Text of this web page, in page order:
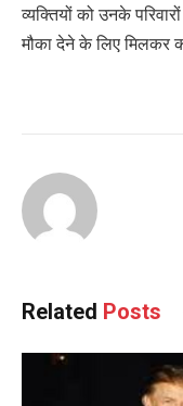
व्यक्तियों को उनके
मौका देने के लिए मिलकर
Related Posts